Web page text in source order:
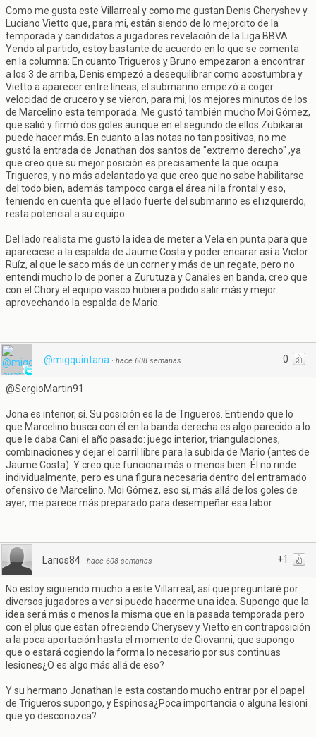
Como me gusta este Villarreal y como me gustan Denis Cheryshev y
Luciano Vietto que, para mi, están siendo de lo mejorcito de la
temporada y candidatos a jugadores revelación de la Liga BBVA.
Yendo al partido, estoy bastante de acuerdo en lo que se comenta
en la columna: En cuanto Trigueros y Bruno empezaron a encontrar
a los 3 de arriba, Denis empezó a desequilibrar como acostumbra y
Vietto a aparecer entre líneas, el submarino empezó a coger
velocidad de crucero y se vieron, para mi, los mejores minutos de los
de Marcelino esta temporada. Me gustó también mucho Moi Gómez,
que salió y firmó dos goles aunque en el segundo de ellos Zubikarai
puede hacer más. En cuanto a las notas no tan positivas, no me
gustó la entrada de Jonathan dos santos de "extremo derecho" ,ya
que creo que su mejor posición es precisamente la que ocupa
Trigueros, y no más adelantado ya que creo que no sabe habilitarse
del todo bien, además tampoco carga el área ni la frontal y eso,
teniendo en cuenta que el lado fuerte del submarino es el izquierdo,
resta potencial a su equipo.
Del lado realista me gustó la idea de meter a Vela en punta para que
apareciese a la espalda de Jaume Costa y poder encarar así a Victor
Ruíz, al que le saco más de un corner y más de un regate, pero no
entendí mucho lo de poner a Zurutuza y Canales en banda, creo que
con el Chory el equipo vasco hubiera podido salir más y mejor
aprovechando la espalda de Mario.
0
@migquintana · hace 608 semanas
@SergioMartin91
Jona es interior, sí. Su posición es la de Trigueros. Entiendo que lo
que Marcelino busca con él en la banda derecha es algo parecido a lo
que le daba Cani el año pasado: juego interior, triangulaciones,
combinaciones y dejar el carril libre para la subida de Mario (antes de
Jaume Costa). Y creo que funciona más o menos bien. Él no rinde
individualmente, pero es una figura necesaria dentro del entramado
ofensivo de Marcelino. Moi Gómez, eso sí, más allá de los goles de
ayer, me parece más preparado para desempeñar esa labor.
+1
Larios84 · hace 608 semanas
No estoy siguiendo mucho a este Villarreal, así que preguntaré por
diversos jugadores a ver si puedo hacerme una idea. Supongo que la
idea será más o menos la misma que en la pasada temporada pero
con el plus que estan ofreciendo Cherysev y Vietto en contraposición
a la poca aportación hasta el momento de Giovanni, que supongo
que o estará cogiendo la forma lo necesario por sus continuas
lesiones¿O es algo más allá de eso?
Y su hermano Jonathan le esta costando mucho entrar por el papel
de Trigueros supongo, y Espinosa¿Poca importancia o alguna lesioni
que yo desconozca?